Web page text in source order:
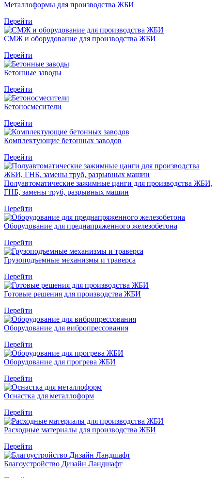
Металлоформы для производства ЖБИ
Перейти
СМЖ и оборудование для производства ЖБИ
Перейти
Бетонные заводы
Перейти
Бетоносмесители
Перейти
Комплектующие бетонных заводов
Перейти
Полуавтоматические зажимные цанги для производства ЖБИ,
ГНБ, замены труб, разрывных машин
Перейти
Оборудование для преднапряженного железобетона
Перейти
Грузоподъемные механизмы и траверса
Перейти
Готовые решения для производства ЖБИ
Перейти
Оборудование для вибропрессования
Перейти
Оборудование для прогрева ЖБИ
Перейти
Оснастка для металлоформ
Перейти
Расходные материалы для производства ЖБИ
Перейти
Благоустройство Дизайн Ландшафт